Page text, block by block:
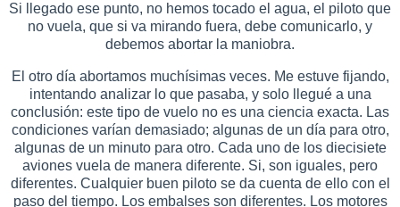
Si llegado ese punto, no hemos tocado el agua, el piloto que
no vuela, que si va mirando fuera, debe comunicarlo, y
debemos abortar la maniobra.
El otro día abortamos muchísimas veces. Me estuve fijando,
intentando analizar lo que pasaba, y solo llegué a una
conclusión: este tipo de vuelo no es una ciencia exacta. Las
condiciones varían demasiado; algunas de un día para otro,
algunas de un minuto para otro. Cada uno de los diecisiete
aviones vuela de manera diferente. Si, son iguales, pero
diferentes. Cualquier buen piloto se da cuenta de ello con el
paso del tiempo. Los embalses son diferentes. Los motores